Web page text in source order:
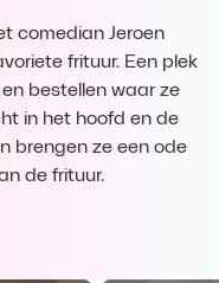
comedian Jeroen
frituur. Een plek
bestellen waar ze
in het hoofd en de
brengen ze een ode
de frituur.